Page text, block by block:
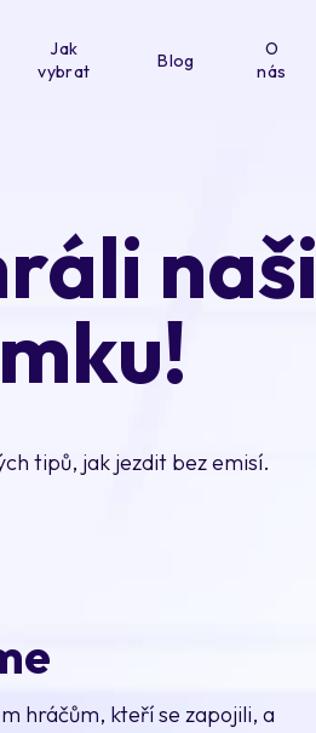
Jak
vybrat
Blog
O
nás
naši
tipů, jak jezdit bez emisí.
hráčům, kteří se zapojili, a